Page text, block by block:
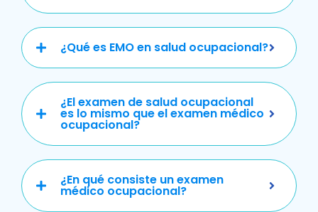
¿Qué es EMO en salud ocupacional?
¿El examen de salud ocupacional
es lo mismo que el examen médico
ocupacional?
¿En qué consiste un examen
médico ocupacional?